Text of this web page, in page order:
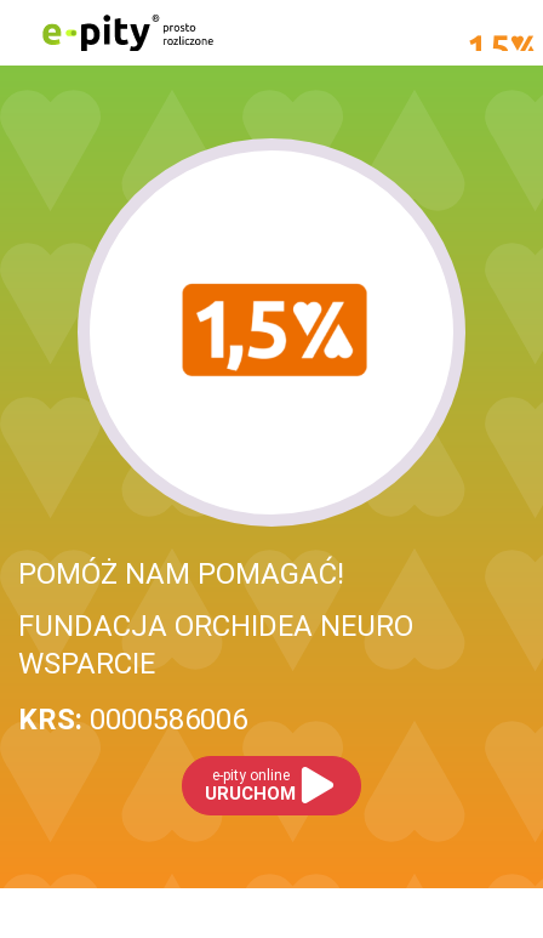
POMÓŻ NAM POMAGAĆ!
FUNDACJA ORCHIDEA NEURO
WSPARCIE
KRS: 0000586006
e-pity online
URUCHOM